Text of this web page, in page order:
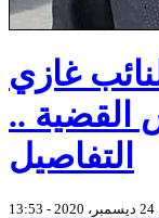
غازي
القضية ..
التفاصيل